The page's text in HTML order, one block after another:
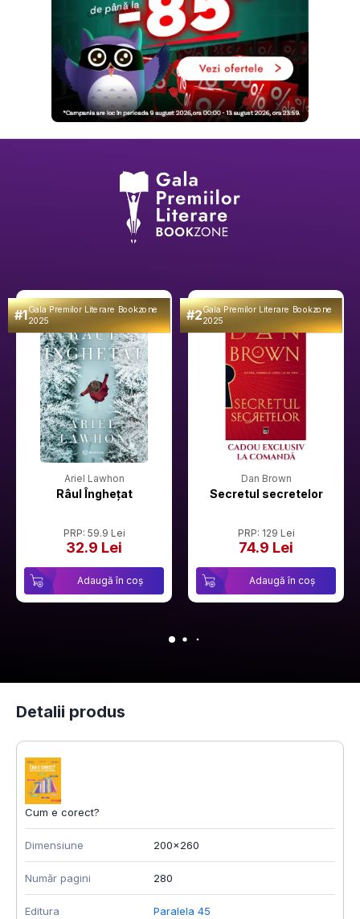
#1Gala Premilor Literare Bookzone
2025
Ariel Lawhon
Râul Înghețat
PRP: 59.9 Lei
32.9 Lei
Adaugă în coș
#2Gala Premilor Literare Bookzone
2025
Dan Brown
Secretul secretelor
PRP: 129 Lei
74.9 Lei
Adaugă în coș
Detalii produs
Cum e corect?
Dimensiune 200x260
Număr pagini 280
Editura Paralela 45